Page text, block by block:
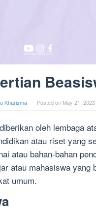
Kharisma Posted on May 21, 2023
oleh lembaga
atau riset yang
atau bahan-bahan
atau mahasiswa yang
umum.